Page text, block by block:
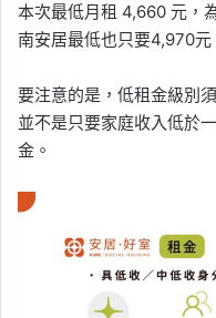
本次最低月租 4,660 元，
南安居最低也只要4,970
要注意的是，低租金級別
並不是只要家庭收入低於
金。